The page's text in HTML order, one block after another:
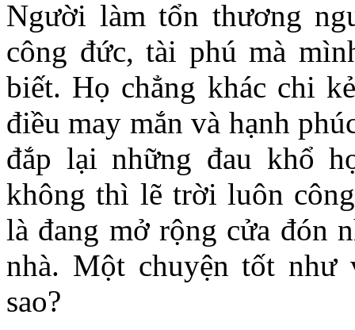
Người làm tổn thương
công đức, tài phú mà
biết. Họ chẳng khác chi
điều may mắn và hạnh
đắp lại những đau khổ
không thì lẽ trời luôn
là đang mở rộng cửa đón
nhà. Một chuyện tốt như
sao?